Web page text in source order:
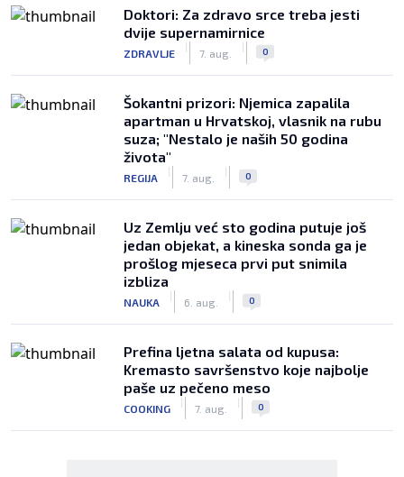
Doktori: Za zdravo srce treba jesti
dvije supernamirnice
ZDRAVLJE
|
7. aug.
| 0
Šokantni prizori: Njemica zapalila
apartman u Hrvatskoj, vlasnik na rubu
suza; "Nestalo je naših 50 godina
života"
REGIJA
|
7. aug.
| 0
Uz Zemlju već sto godina putuje još
jedan objekat, a kineska sonda ga je
prošlog mjeseca prvi put snimila
izbliza
NAUKA
|
6. aug.
| 0
Prefina ljetna salata od kupusa:
Kremasto savršenstvo koje najbolje
paše uz pečeno meso
COOKING
|
7. aug.
| 0